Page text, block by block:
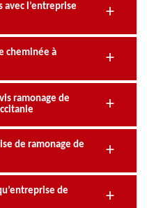
avec l’entreprise
cheminée à
ramonage de
de ramonage de
de